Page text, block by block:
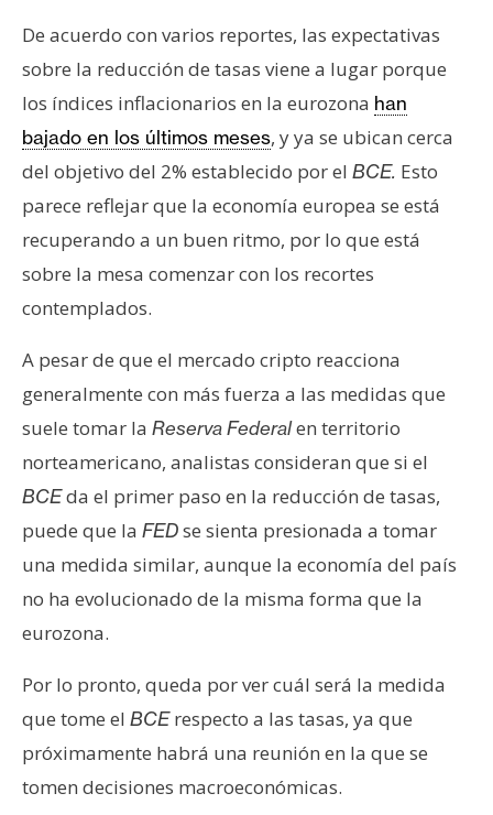
P
u
b
i
c
i
d
d
De acuerdo con varios reportes, las expectativas
sobre la reducción de tasas viene a lugar porque
los índices inflacionarios en la eurozona han
bajado en los últimos meses, y ya se ubican cerca
del objetivo del 2% establecido por el BCE. Esto
parece reflejar que la economía europea se está
recuperando a un buen ritmo, por lo que está
sobre la mesa comenzar con los recortes
contemplados.
A pesar de que el mercado cripto reacciona
generalmente con más fuerza a las medidas que
suele tomar la Reserva Federalen territorio
norteamericano, analistas consideran que si el
BCEda el primer paso en la reducción de tasas,
puede que la FEDse sienta presionada a tomar
una medida similar, aunque la economía del país
no ha evolucionado de la misma forma que la
eurozona.
Por lo pronto, queda por ver cuál será la medida
que tome el BCErespecto a las tasas, ya que
próximamente habrá una reunión en la que se
tomen decisiones macroeconómicas.